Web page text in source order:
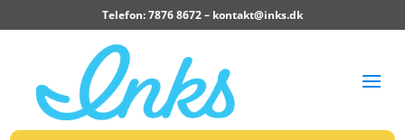
Telefon: 7876 8672 – kontakt@inks.dk